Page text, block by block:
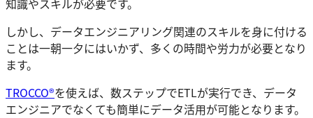
しかし、データエンジニアリング関連のスキルを身に付ける
ことは一朝一夕にはいかず、多くの時間や労力が必要となり
ます。
TROCCO®を使えば、数ステップでETLが実行でき、データ
エンジニアでなくても簡単にデータ活用が可能となります。